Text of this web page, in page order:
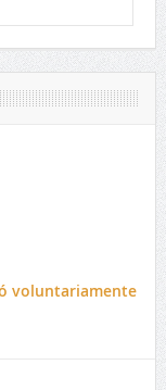
voluntariamente